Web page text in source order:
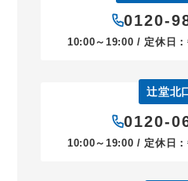
0120-
10:00～19:00 / 定休日：
辻堂北
0120-
10:00～19:00 / 定休日：